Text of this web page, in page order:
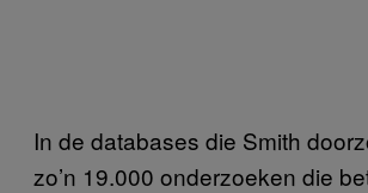
In de databases die Smith
zo’n 19.000 onderzoeken die